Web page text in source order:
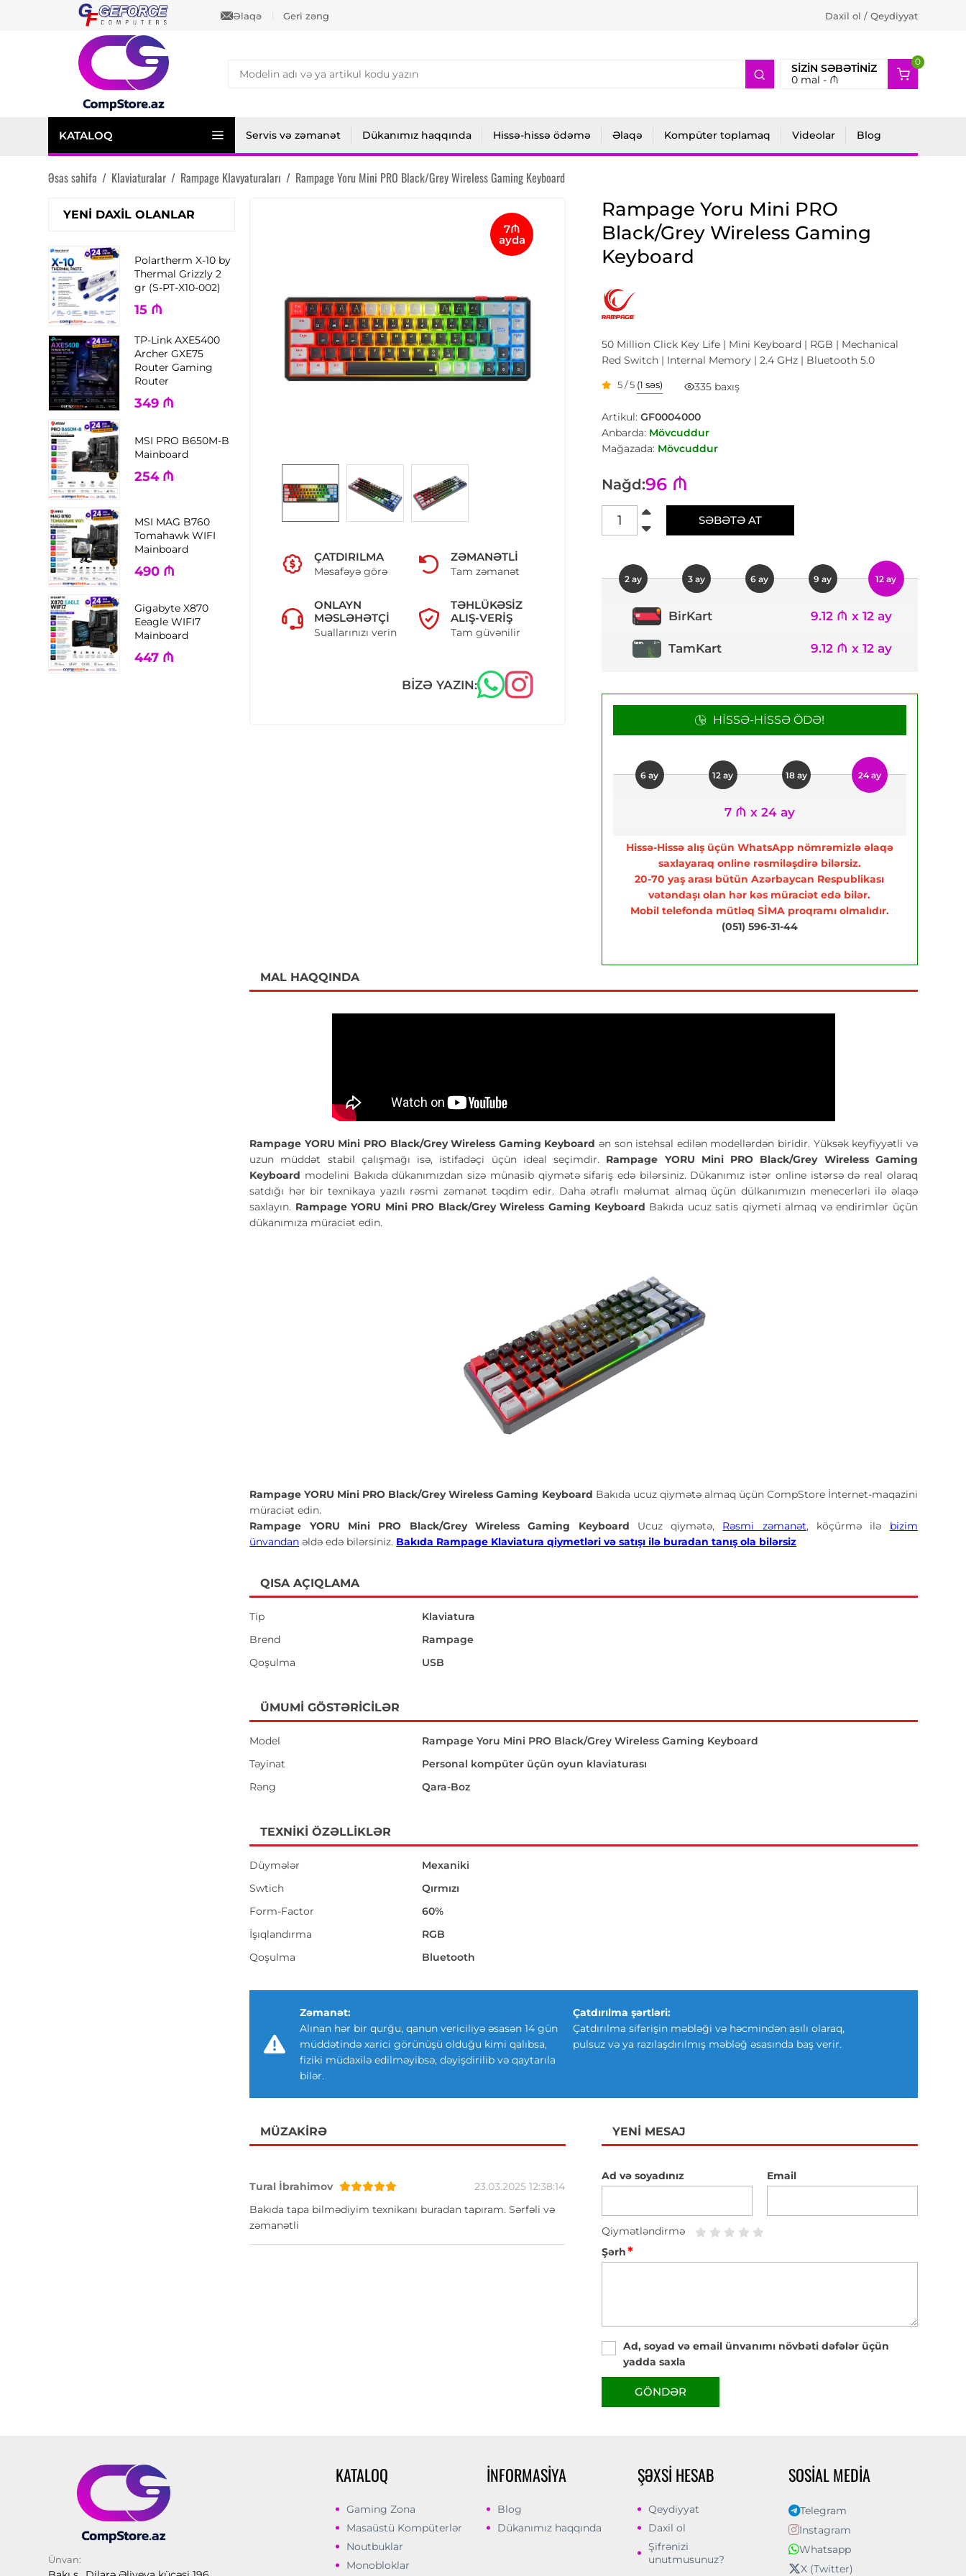
Əlaqə Geri zəng Daxil ol / Qeydiyyat
SIZIN SƏBƏTINIZ
0mal - ₼
0
2
KATALOQ Servis və zəmanət Dükanımız haqqında Hissə-hissə ödəmə Əlaqə Kompüter toplamaq Videolar Blog
Əsas səhifə / Klaviaturalar / Rampage Klavyaturaları / Rampage Yoru Mini PRO Black/Grey Wireless Gaming Keyboard
YENI DAXIL OLANLAR
Polartherm X-10 by
Thermal Grizzly 2
gr (S-PT-X10-002)
15 ₼
TP-Link AXE5400
Archer GXE75
Router Gaming
Router
349 ₼
MSI PRO B650M-B
Mainboard
254 ₼
MSI MAG B760
Tomahawk WIFI
Mainboard
490 ₼
Gigabyte X870
Eeagle WIFI7
Mainboard
447 ₼
7₼
ayda
ÇATDIRILMA
Məsafəyə görə
ZƏMANƏTLI
Tam zəmanət
ONLAYN
MƏSLƏHƏTÇI
Suallarınızı verin
TƏHLÜKƏSIZ
ALIŞ-VERIŞ
Tam güvənilir
BIZƏ YAZIN:
Rampage Yoru Mini PRO
Black/Grey Wireless Gaming
Keyboard
50 Million Click Key Life | Mini Keyboard | RGB | Mechanical
Red Switch | Internal Memory | 2.4 GHz | Bluetooth 5.0
5 / 5 (1 səs) 335 baxış
Artikul: GF0004000
Anbarda: Mövcuddur
Mağazada: Mövcuddur
Nağd:96 ₼
SƏBƏTƏ AT
2 ay 3 ay 6 ay 9 ay 12 ay
BirKart 9.12 ₼ x 12 ay
TamKart 9.12 ₼ x 12 ay
HISSƏ-HISSƏ ÖDƏ!
6 ay 12 ay 18 ay 24 ay
7 ₼ x 24 ay
Hissə-Hissə alış üçün WhatsApp nömrəmizlə əlaqə
saxlayaraq online rəsmiləşdirə bilərsiz.
20-70 yaş arası bütün Azərbaycan Respublikası
vətəndaşı olan hər kəs müraciət edə bilər.
Mobil telefonda mütləq SİMA proqramı olmalıdır.
(051) 596-31-44
MAL HAQQINDA
Rampage YORU Mini PRO Black/Grey Wireless Gaming Keyboard ən son istehsal edilən modellərdən biridir. Yüksək keyfiyyətli və
uzun müddət stabil çalışmağı isə, istifadəçi üçün ideal seçimdir. Rampage YORU Mini PRO Black/Grey Wireless Gaming
Keyboard modelini Bakıda dükanımızdan sizə münasib qiymətə sifariş edə bilərsiniz. Dükanımız istər online istərsə də real olaraq
satdığı hər bir texnikaya yazılı rəsmi zəmanət təqdim edir. Daha ətraflı məlumat almaq üçün dülkanımızın menecerləri ilə əlaqə
saxlayın. Rampage YORU Mini PRO Black/Grey Wireless Gaming Keyboard Bakıda ucuz satis qiymeti almaq və endirimlər üçün
dükanımıza müraciət edin.
Rampage YORU Mini PRO Black/Grey Wireless Gaming Keyboard Bakıda ucuz qiymətə almaq üçün CompStore İnternet-maqazini
müraciət edin.
Rampage YORU Mini PRO Black/Grey Wireless Gaming Keyboard Ucuz qiymətə, Rəsmi zəmanət, köçürmə ilə bizim
ünvandan əldə edə bilərsiniz. Bakıda Rampage Klaviatura qiymetləri və satışı ilə buradan tanış ola bilərsiz
QISA AÇIQLAMA
Tip
Klaviatura
Brend
Rampage
Qoşulma
USB
ÜMUMI GÖSTƏRICILƏR
Model
Rampage Yoru Mini PRO Black/Grey Wireless Gaming Keyboard
Təyinat
Personal kompüter üçün oyun klaviaturası
Rəng
Qara-Boz
TEXNIKI ÖZƏLLIKLƏR
Düymələr
Mexaniki
Swtich
Qırmızı
Form-Factor
60%
İşıqlandırma
RGB
Qoşulma
Bluetooth
Zəmanət:
Alınan hər bir qurğu, qanun vericiliyə əsasən 14 gün
müddətində xarici görünüşü olduğu kimi qalıbsa,
fiziki müdaxilə edilməyibsə, dəyişdirilib və qaytarıla
bilər.
Çatdırılma şərtləri:
Çatdırılma sifarişin məbləği və həcmindən asılı olaraq,
pulsuz və ya razılaşdırılmış məbləğ əsasında baş verir.
MÜZAKIRƏ
Tural İbrahimov
23.03.2025 12:38:14
Bakıda tapa bilmədiyim texnikanı buradan tapıram. Sərfəli və
zəmanətli
YENI MESAJ
Ad və soyadınız Email
Qiymətləndirmə
Şərh*
Ad, soyad və email ünvanımı növbəti dəfələr üçün
yadda saxla
GÖNDƏR
Ünvan:
KATALOQ
Gaming Zona
Masaüstü Kompüterlər
Noutbuklar
Monobloklar
İNFORMASIYA
Blog
Dükanımız haqqında
ŞƏXSI HESAB
Qeydiyyat
Daxil ol
Şifrənizi
unutmusunuz?
SOSIAL MEDIA
Telegram
Instagram
Whatsapp
X (Twitter)